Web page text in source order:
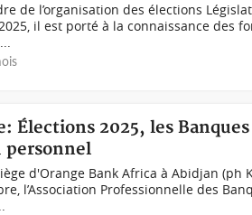
de l’organisation des élections
il est porté à la connaissance des
Élections 2025, les
personnel
d'Orange Bank Africa à Abidjan (ph
l’Association Professionnelle des